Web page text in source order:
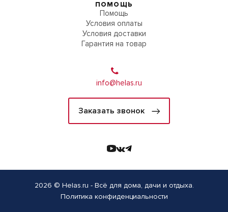
ПОМОЩЬ
Помощь
Условия оплаты
Условия доставки
Гарантия на товар
info@helas.ru
Заказать звонок
2026 © Helas.ru - Всё для дома, дачи и отдыха.
Политика конфиденциальности